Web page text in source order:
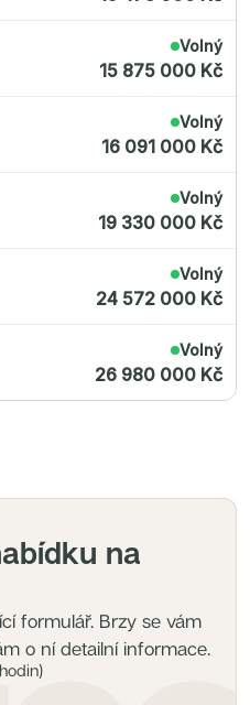
Volný
15 875 000 Kč
Volný
16 091 000 Kč
Volný
19 330 000 Kč
Volný
24 572 000 Kč
Volný
26 980 000 Kč
na
formulář. Brzy se vám
o ní detailní informace.